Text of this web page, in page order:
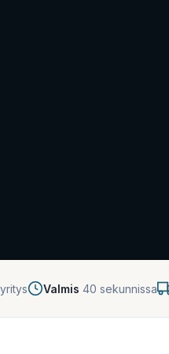
yritys Valmis 40 sekunnissa